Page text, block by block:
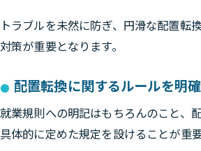
トラブルを未然に防ぎ、円滑な配置転
対策が重要となります。
配置転換に関するルールを明
就業規則への明記はもちろんのこと、
具体的に定めた規定を設けることが重要